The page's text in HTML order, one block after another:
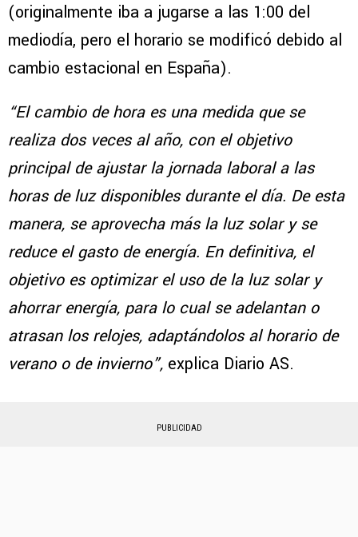
(originalmente iba a jugarse a las 1:00 del
mediodía, pero el horario se modificó debido al
cambio estacional en España).
“El cambio de hora es una medida que se
realiza dos veces al año, con el objetivo
principal de ajustar la jornada laboral a las
horas de luz disponibles durante el día. De esta
manera, se aprovecha más la luz solar y se
reduce el gasto de energía. En definitiva, el
objetivo es optimizar el uso de la luz solar y
ahorrar energía, para lo cual se adelantan o
atrasan los relojes, adaptándolos al horario de
verano o de invierno”, explica Diario AS.
PUBLICIDAD